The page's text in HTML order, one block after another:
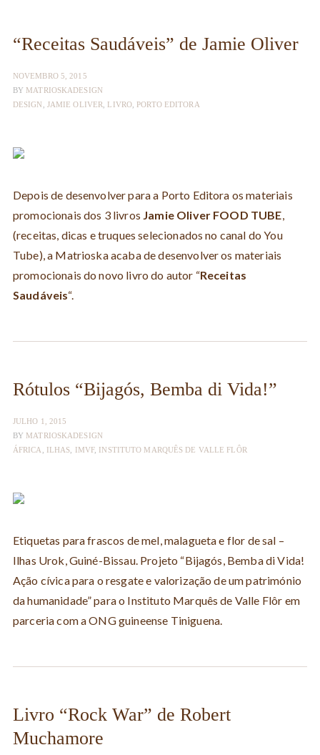
“Receitas Saudáveis” de Jamie Oliver
NOVEMBRO 5, 2015
BY MATRIOSKADESIGN
DESIGN
JAMIE OLIVER LIVRO, PORTO EDITORA
Depois de desenvolver para a Porto Editora os materiais
promocionais dos 3 livros Jamie Oliver FOOD TUBE,
(receitas, dicas e truques selecionados no canal do You
Tube), a Matrioska acaba de desenvolver os materiais
promocionais do novo livro do autor “Receitas
Saudáveis“.
Rótulos “Bijagós, Bemba di Vida!”
JULHO 1, 2015
BY MATRIOSKADESIGN
ÁFRICA
ILHAS IMVF, INSTITUTO MARQUÊS DE VALLE FLÔR
Etiquetas para frascos de mel, malagueta e flor de sal –
Ilhas Urok, Guiné-Bissau. Projeto “Bijagós, Bemba di Vida!
Ação cívica para o resgate e valorização de um património
da humanidade” para o Instituto Marquês de Valle Flôr em
parceria com a ONG guineense Tiniguena.
Livro “Rock War” de Robert
Muchamore